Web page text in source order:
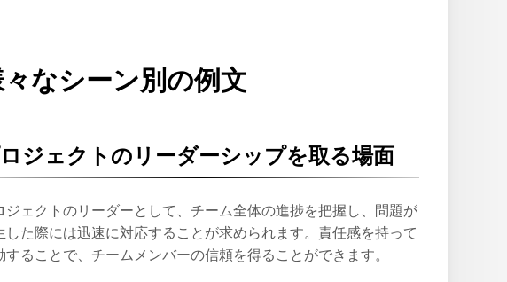
なシーン別の例文
ジェクトのリーダーシップを取る場面
ジェクトのリーダーとして、チーム全体の進捗を把握し、問題が
した際には迅速に対応することが求められます。責任感を持って
することで、チームメンバーの信頼を得ることができます。